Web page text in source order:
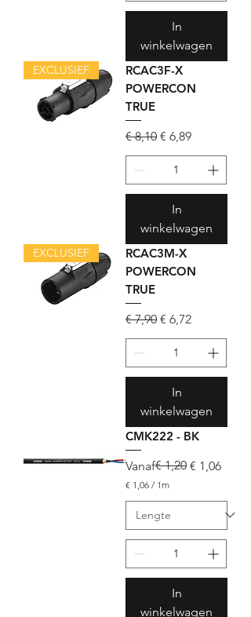
In
winkelwagen
EXCLUSIEF
RCAC3F-X
POWERCON
TRUE
Normale prijs
€ 8,10 Verkoopprijs
€ 6,89
In
winkelwagen
EXCLUSIEF
RCAC3M-X
POWERCON
TRUE
Normale prijs
€ 7,90 Verkoopprijs
€ 6,72
In
winkelwagen
CMK222 - BK
Vanaf
Normale prijs
€ 1,20 € 1,06
Verkoopprijs
€ 1,06 / 1m
p
In
winkelwagen